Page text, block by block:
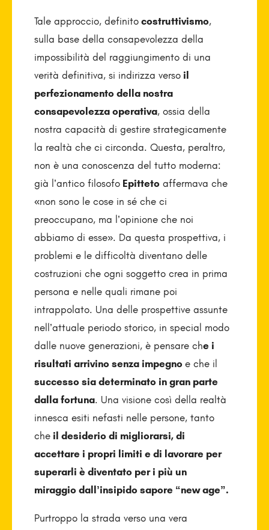
Tale approccio, definitocostruttivismo,
sulla base della consapevolezza della
impossibilità del raggiungimento di una
verità definitiva, si indirizza versoil
perfezionamento della nostra
consapevolezza operativa, ossia della
nostra capacità di gestire strategicamente
la realtà che ci circonda. Questa, peraltro,
non è una conoscenza del tutto moderna:
già l’antico filosofoEpitteto affermava che
«non sono le cose in sé che ci
preoccupano, ma l’opinione che noi
abbiamo di esse». Da questa prospettiva, i
problemi e le difficoltà diventano delle
costruzioni che ogni soggetto crea in prima
persona e nelle quali rimane poi
intrappolato. Una delle prospettive assunte
nell’attuale periodo storico, in special modo
dalle nuove generazioni, è pensare che i
risultati arrivino senza impegno e che il
successo sia determinato in gran parte
dalla fortuna. Una visione così della realtà
innesca esiti nefasti nelle persone, tanto
cheil desiderio di migliorarsi, di
accettare i propri limiti e di lavorare per
superarli è diventato per i più un
miraggio dall’insipido sapore “new age”.
Purtroppo la strada verso una vera